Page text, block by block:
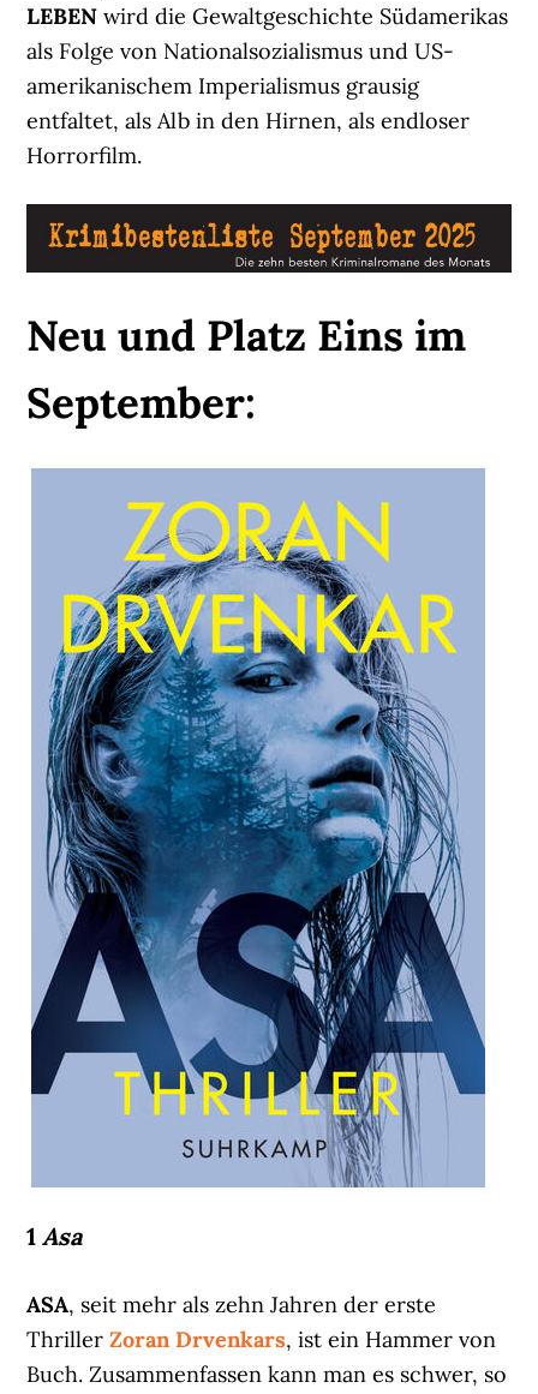
LEBEN wird die Gewaltgeschichte Südamerikas
als Folge von Nationalsozialismus und US-
amerikanischem Imperialismus grausig
entfaltet, als Alb in den Hirnen, als endloser
Horrorfilm.
Neu und Platz Eins im
September:
1Asa
ASA, seit mehr als zehn Jahren der erste
ThrillerZoran Drvenkars, ist ein Hammer von
Buch. Zusammenfassen kann man es schwer, so